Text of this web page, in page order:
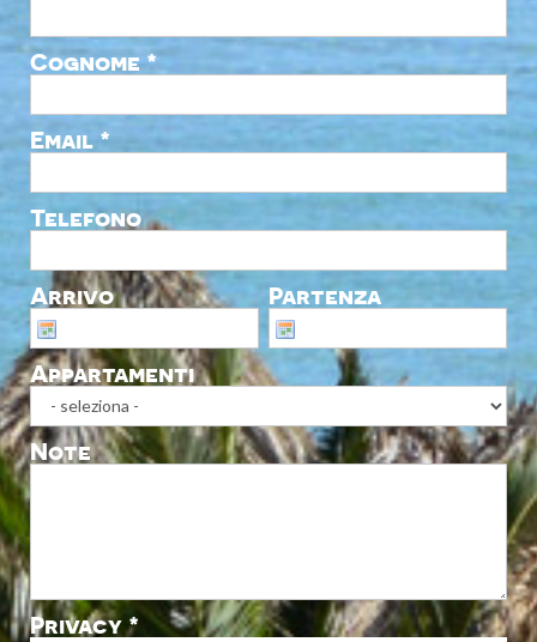
Cognome *
Email *
Telefono
Arrivo Partenza
Appartamenti
Note
Privacy *